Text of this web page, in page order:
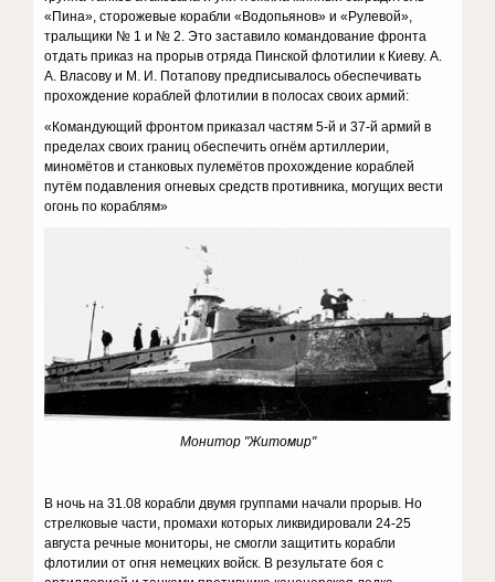
«Пина», сторожевые корабли «Водопьянов» и «Рулевой»,
тральщики № 1 и № 2. Это заставило командование фронта
отдать приказ на прорыв отряда Пинской флотилии к Киеву. A.
A. Власову и М. И. Потапову предписывалось обеспечивать
прохождение кораблей флотилии в полосах своих армий:
«Командующий фронтом приказал частям 5-й и 37-й армий в
пределах своих границ обеспечить огнём артиллерии,
миномётов и станковых пулемётов прохождение кораблей
путём подавления огневых средств противника, могущих вести
огонь по кораблям»
Монитор "Житомир"
В ночь на 31.08 корабли двумя группами начали прорыв. Но
стрелковые части, промахи которых ликвидировали 24-25
августа речные мониторы, не смогли защитить корабли
флотилии от огня немецких войск. В результате боя с